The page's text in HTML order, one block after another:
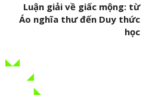
Luận giải về giấc mộng: từ
Áo nghĩa thư đến Duy thức
học